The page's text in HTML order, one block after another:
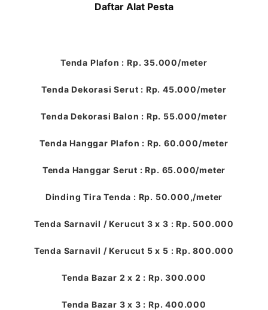
Daftar Alat Pesta
Tenda Plafon : Rp. 35.000/meter
Tenda Dekorasi Serut : Rp. 45.000/meter
Tenda Dekorasi Balon : Rp. 55.000/meter
Tenda Hanggar Plafon : Rp. 60.000/meter
Tenda Hanggar Serut : Rp. 65.000/meter
Dinding Tira Tenda : Rp. 50.000,/meter
Tenda Sarnavil / Kerucut 3 x 3 : Rp. 500.000
Tenda Sarnavil / Kerucut 5 x 5 : Rp. 800.000
Tenda Bazar 2 x 2 : Rp. 300.000
Tenda Bazar 3 x 3 : Rp. 400.000